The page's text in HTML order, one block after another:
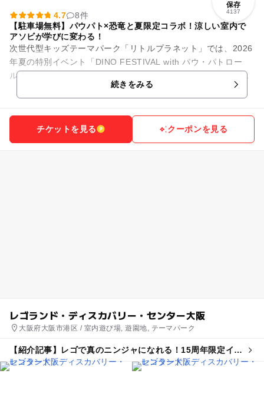
保存
4137
4.7
8件
【駐車場無料】パウパト×恐竜と夏限定コラボ！涼しい室内で
アソビが学びに変わる！
次世代型キッズテーマパーク「リトルプラネット」では、2026
年夏の特別イベント「DINO FESTIVAL with パウ・パトロー
ル」を開催中！映画公開を記念した、今しか楽しめない大迫力
続きをみる
チケットを見る クーポンを見る
レゴランド・ディスカバリー・センター大阪
大阪府大阪市港区 / 室内遊び場, 遊園地, テーマパーク
【紹介記事】レゴで真のニンジャになれる！15周年限定イベ
ントがレゴランド東京・大阪で初開催